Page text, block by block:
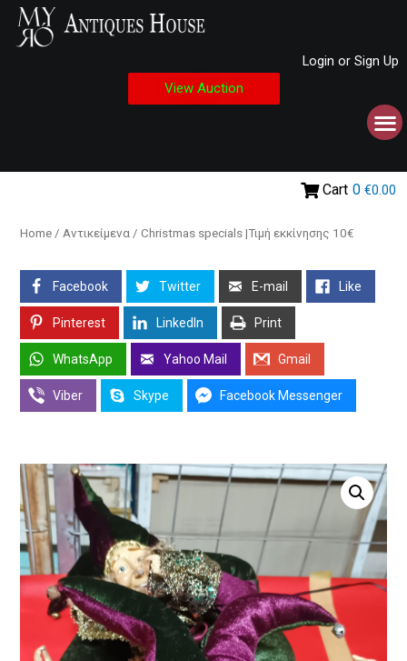
Login or Sign Up
View Auction
Cart 0 €0.00
Home / Αντικείμενα / Christmas specials |Τιμή εκκίνησης 10€
Facebook Twitter E-mail Like
Pinterest LinkedIn Print
WhatsApp Yahoo Mail Gmail
Viber Skype Facebook Messenger